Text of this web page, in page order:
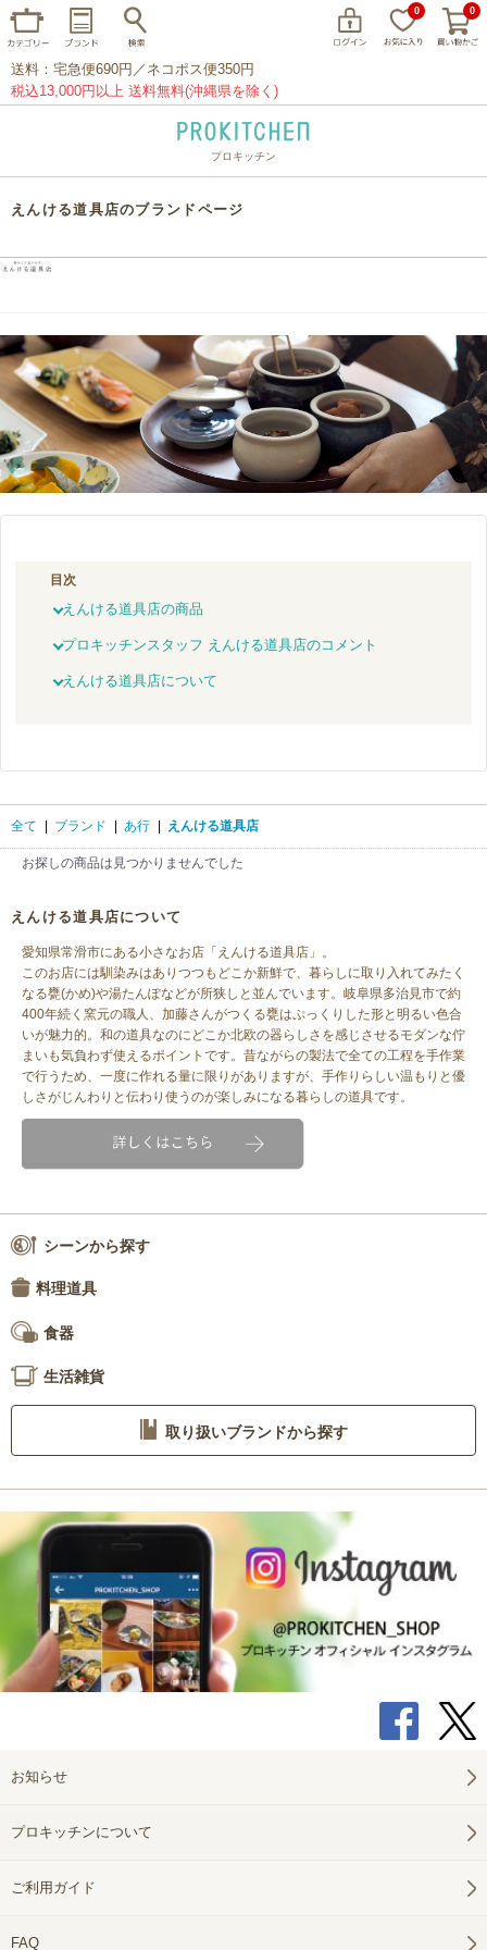
0 0
家事問屋 ウェック
プレート グラス カトラリー
山一 マリメッコ つきじ常陸屋 柳宗理
閉じる
送料：宅急便690円／ネコポス便350円
税込13,000円以上 送料無料(沖縄県を除く)
プロキッチン
えんける道具店のブランドページ
目次
えんける道具店の商品
プロキッチンスタッフ えんける道具店のコメント
えんける道具店について
全て ブランド あ行 えんける道具店
お探しの商品は見つかりませんでした
えんける道具店について
愛知県常滑市にある小さなお店「えんける道具店」。
このお店には馴染みはありつつもどこか新鮮で、暮らしに取り入れてみたく
なる甕(かめ)や湯たんぽなどが所狭しと並んでいます。岐阜県多治見市で約
400年続く窯元の職人、加藤さんがつくる甕はぷっくりした形と明るい色合
いが魅力的。和の道具なのにどこか北欧の器らしさを感じさせるモダンな佇
まいも気負わず使えるポイントです。昔ながらの製法で全ての工程を手作業
で行うため、一度に作れる量に限りがありますが、手作りらしい温もりと優
しさがじんわりと伝わり使うのが楽しみになる暮らしの道具です。
シーンから探す
料理道具
食器
生活雑貨
取り扱いブランドから探す
お知らせ
プロキッチンについて
ご利用ガイド
FAQ